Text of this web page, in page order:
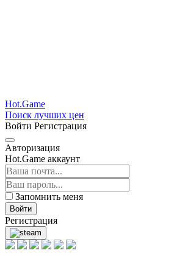
Hot.Game
Поиск лучших цен
Войти Регистрация
Авторизация
Hot.Game аккаунт
Запомнить меня
Войти
Регистрация